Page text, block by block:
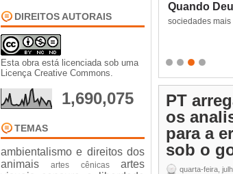
DIREITOS AUTORAIS
Esta obra está licenciada sob uma
Licença Creative Commons.
1,690,075
TEMAS
ambientalismo e direitos dos
animais
artes cênicas
artes
Quando
sociedades
PT
os
para a
sob o
quarta-feira,